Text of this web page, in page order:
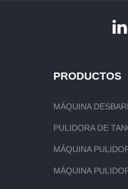
PRODUCTOS
MÁQUINA
PULIDORA DE
MÁQUINA
MÁQUINA